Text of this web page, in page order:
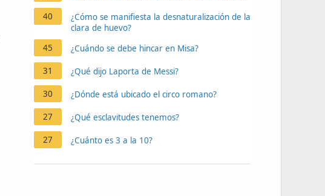
40
¿Cómo se manifiesta la desnaturalización de la
clara de huevo?
45
¿Cuándo se debe hincar en Misa?
31 ¿Qué dijo Laporta de Messi?
30 ¿Dónde está ubicado el circo romano?
27 ¿Qué esclavitudes tenemos?
27 ¿Cuánto es 3 a la 10?